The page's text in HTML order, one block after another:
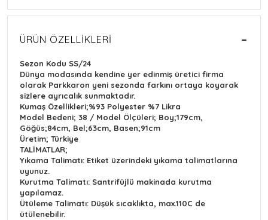
ÜRÜN ÖZELLIKLERI
Sezon Kodu SS/24
Dünya modasında kendine yer edinmiş üretici firma
olarak Parkkaron yeni sezonda farkını ortaya koyarak
sizlere ayrıcalık sunmaktadır.
Kumaş Özellikleri;%93 Polyester %7 Likra
Model Bedeni; 38 / Model Ölçüleri; Boy;179cm,
Göğüs;84cm, Bel;63cm, Basen;91cm
Üretim; Türkiye
TALİMATLAR;
Yıkama Talimatı: Etiket üzerindeki yıkama talimatlarına
uyunuz.
Kurutma Talimatı: Santrifüjlü makinada kurutma
yapılamaz.
Ütüleme Talimatı: Düşük sıcaklıkta, max.110C de
ütülenebilir.